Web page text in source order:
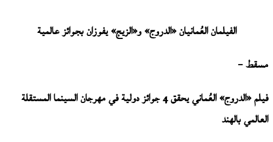
الفيلمان العُمانيان «الدروج» و«الزيج» يفوزان بجوائز عالمية
مسقط –
فيلم «الدروج» العُماني يحقق 4 جوائز دولية في مهرجان السينما المستقلة
العالمي بالهند